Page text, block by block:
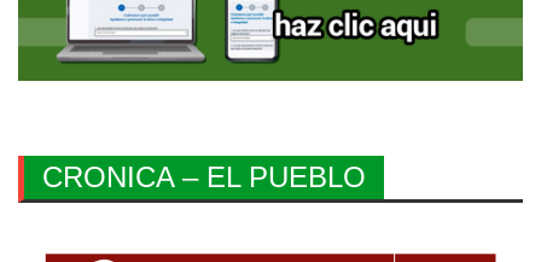
CRONICA – EL PUEBLO